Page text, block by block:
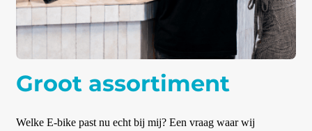
Groot assortiment
Welke E-bike past nu echt bij mij? Een vraag waar wij